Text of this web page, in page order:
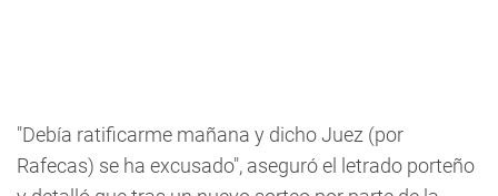
"Debía ratificarme mañana y dicho Juez (por
Rafecas) se ha excusado", aseguró el letrado porteño